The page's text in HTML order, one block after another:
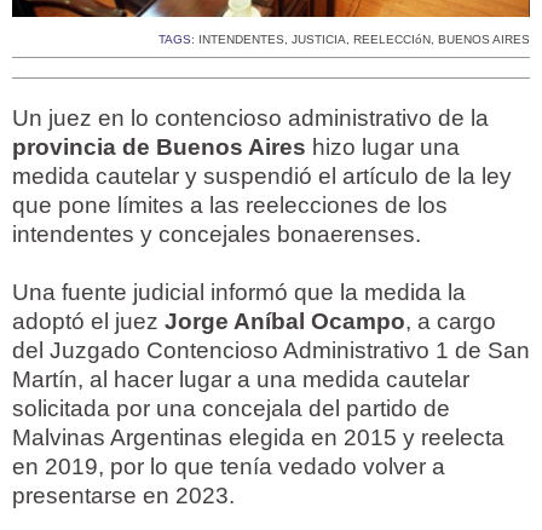
TAGS: INTENDENTES, JUSTICIA, REELECCIóN, BUENOS AIRES
Un juez en lo contencioso administrativo de la
provincia de Buenos Aires hizo lugar una
medida cautelar y suspendió el artículo de la ley
que pone límites a las reelecciones de los
intendentes y concejales bonaerenses.
Una fuente judicial informó que la medida la
adoptó el juez Jorge Aníbal Ocampo, a cargo
del Juzgado Contencioso Administrativo 1 de San
Martín, al hacer lugar a una medida cautelar
solicitada por una concejala del partido de
Malvinas Argentinas elegida en 2015 y reelecta
en 2019, por lo que tenía vedado volver a
presentarse en 2023.